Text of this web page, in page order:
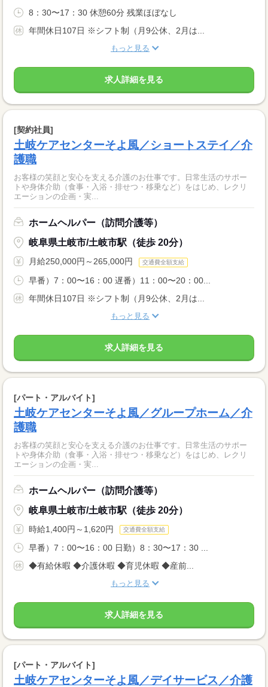
8：30〜17：30 休憩60分 残業ほぼなし
年間休日107日 ※シフト制（月9公休、2月は...
もっと見る
求人詳細を見る
[契約社員]
土岐ケアセンターそよ風／ショートステイ／介
護職
お客様の笑顔と安心を支える介護のお仕事です。日常生活のサポー
トや身体介助（食事・入浴・排せつ・移乗など）をはじめ、レクリ
エーションの企画・実...
ホームヘルパー（訪問介護等）
岐阜県土岐市/土岐市駅（徒歩 20分）
月給250,000円～265,000円 交通費全額支給
早番）7：00〜16：00 遅番）11：00〜20：00...
年間休日107日 ※シフト制（月9公休、2月は...
もっと見る
求人詳細を見る
[パート・アルバイト]
土岐ケアセンターそよ風／グループホーム／介
護職
お客様の笑顔と安心を支える介護のお仕事です。日常生活のサポー
トや身体介助（食事・入浴・排せつ・移乗など）をはじめ、レクリ
エーションの企画・実...
ホームヘルパー（訪問介護等）
岐阜県土岐市/土岐市駅（徒歩 20分）
時給1,400円～1,620円 交通費全額支給
早番）7：00〜16：00 日勤）8：30〜17：30 ...
◆有給休暇 ◆介護休暇 ◆育児休暇 ◆産前...
もっと見る
求人詳細を見る
[パート・アルバイト]
土岐ケアセンターそよ風／デイサービス／介護